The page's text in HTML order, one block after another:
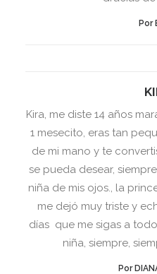
Por
Kira, me diste 14 años
1 mesecito, eras tan
de mi mano y te
se pueda desear,
niña de mis ojos., la
me dejó muy triste y
días que me sigas a
niña, siempre,
Por